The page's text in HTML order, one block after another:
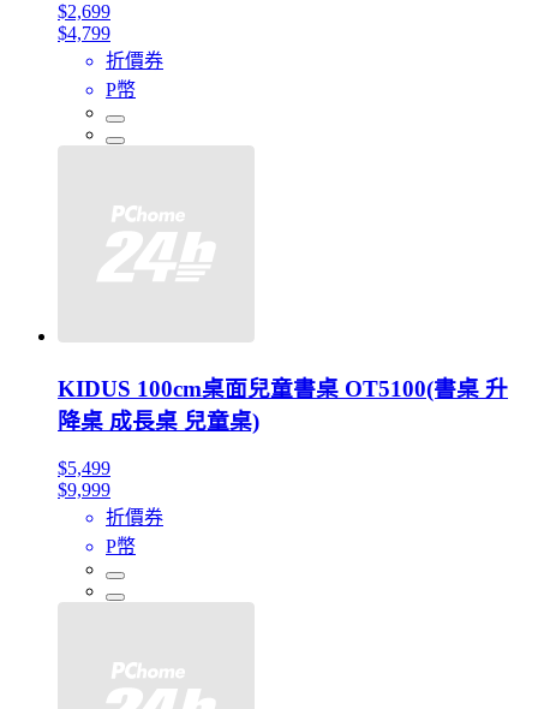
$2,699
$4,799
折價券
P幣
KIDUS 100cm桌面兒童書桌 OT5100(書桌 升
降桌 成長桌 兒童桌)
$5,499
$9,999
折價券
P幣